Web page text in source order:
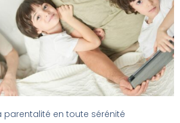
parentalité en toute sérénité